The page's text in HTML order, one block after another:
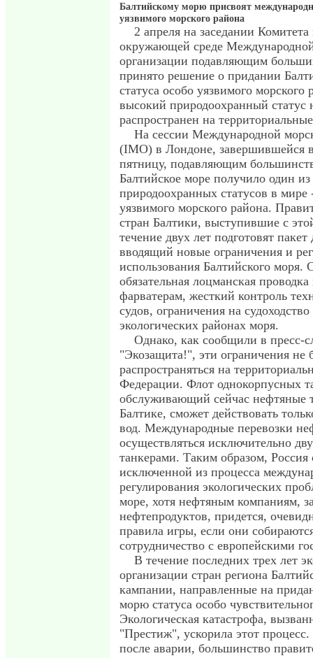
Балтийскому морю присвоят
уязвимого морского района
2 апреля на заседании
окружающей среде
организации подавляющим
принято решение о придании
статуса особо уязвимого морского
высокий природоохранный статус
распространен на
На сессии Международной
(IMO) в Лондоне, завершившейся
пятницу, подавляющим
Балтийское море получило один
природоохранных статусов в мире
уязвимого морского района.
стран Балтики, выступившие с
течение двух лет подготовят
вводящий новые ограничения и
использования Балтийского моря.
обязательная лоцманская
фарватерам, жесткий контроль
судов, ограничения на
экологических районах моря.
Однако, как сообщили в пресс-
"Экозащита!", эти ограничения не
распространяться на
Федерации. Флот однокорпусных
обслуживающий сейчас нефтяные
Балтике, сможет действовать
вод. Международные перевозки
осуществляться исключительно
танкерами. Таким образом, Россия
исключенной из процесса
регулирования экологических
море, хотя нефтяным компаниям,
нефтепродуктов, придется,
правила игры, если они
сотрудничество с европейскими
В течение последних трех лет
организации стран региона
кампании, направленные на
морю статуса особо
Экологическая катастрофа,
"Престиж", ускорила этот процесс.
после аварии, большинство